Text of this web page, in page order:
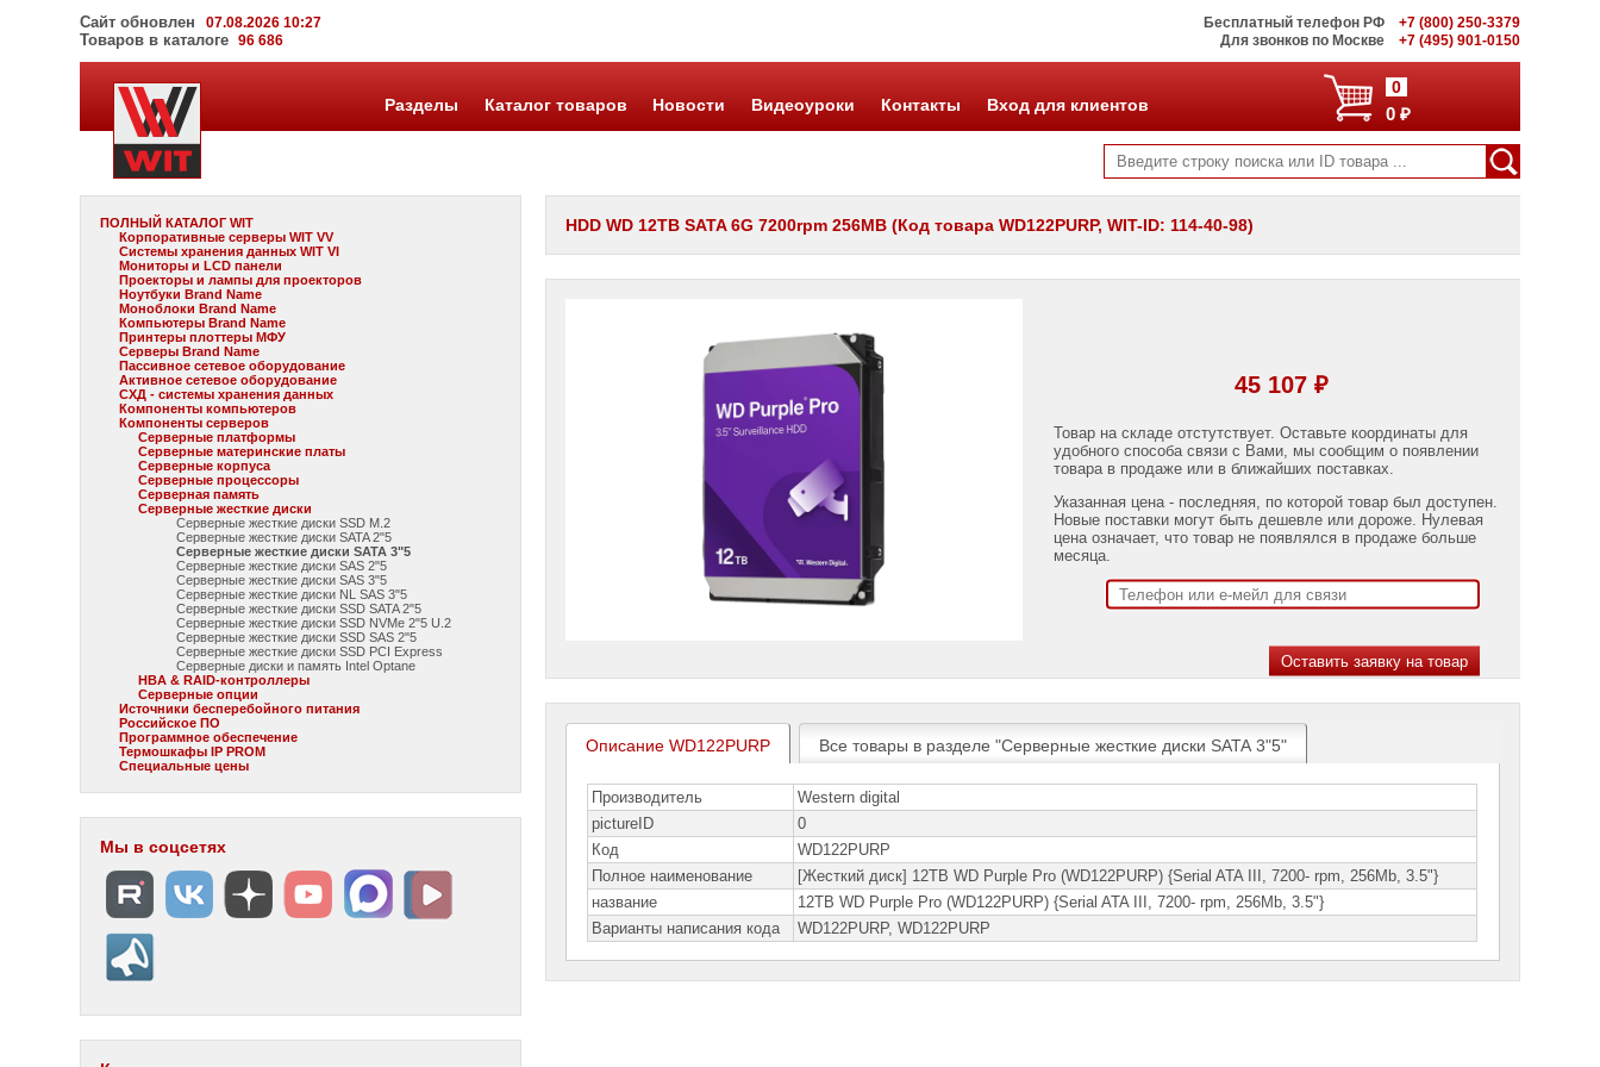
Сайт обновлен 07.08.2026 10:27
Товаров в каталоге96 686
Бесплатный телефон РФ
+7 (800) 250-3379
Для звонков по Москве
+7 (495) 901-0150
0
0 ₽
Разделы Каталог товаров Новости Видеоуроки Контакты Вход для клиентов
ПОЛНЫЙ КАТАЛОГ WIT
Корпоративные серверы WIT VV
Системы хранения данных WIT VI
Мониторы и LCD панели
Проекторы и лампы для проекторов
Ноутбуки Brand Name
Моноблоки Brand Name
Компьютеры Brand Name
Принтеры плоттеры МФУ
Серверы Brand Name
Пассивное сетевое оборудование
Активное сетевое оборудование
СХД - системы хранения данных
Компоненты компьютеров
Компоненты серверов
Серверные платформы
Серверные материнские платы
Серверные корпуса
Серверные процессоры
Серверная память
Серверные жесткие диски
Серверные жесткие диски SSD M.2
Серверные жесткие диски SATA 2"5
Серверные жесткие диски SATA 3"5
Серверные жесткие диски SAS 2"5
Серверные жесткие диски SAS 3"5
Серверные жесткие диски NL SAS 3"5
Серверные жесткие диски SSD SATA 2"5
Серверные жесткие диски SSD NVMe 2"5 U.2
Серверные жесткие диски SSD SAS 2"5
Серверные жесткие диски SSD PCI Express
Серверные диски и память Intel Optane
HBA & RAID-контроллеры
Серверные опции
Источники бесперебойного питания
Российское ПО
Программное обеспечение
Термошкафы IP PROM
Специальные цены
Мы в соцсетях
HDD WD 12TB SATA 6G 7200rpm 256MB (Код товара WD122PURP, WIT-ID: 114-40-98)
45 107 ₽
Товар на складе отстутствует. Оставьте координаты для
удобного способа связи с Вами, мы сообщим о появлении
товара в продаже или в ближайших поставках.
Указанная цена - последняя, по которой товар был доступен.
Новые поставки могут быть дешевле или дороже. Нулевая
цена означает, что товар не появлялся в продаже больше
месяца.
Описание WD122PURP Все товары в разделе "Серверные жесткие диски SATA 3"5"
Производитель
Western digital
pictureID
0
Код
WD122PURP
Полное наименование
[Жесткий диск] 12TB WD Purple Pro (WD122PURP) {Serial ATA III, 7200- rpm, 256Mb, 3.5"}
название
12TB WD Purple Pro (WD122PURP) {Serial ATA III, 7200- rpm, 256Mb, 3.5"}
Варианты написания кода
WD122PURP, WD122PURP